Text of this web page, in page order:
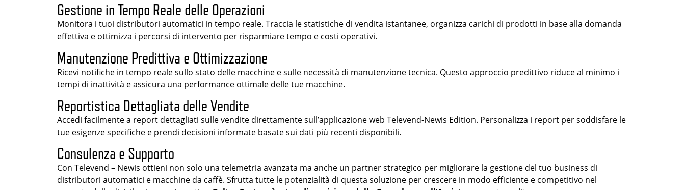
Gestione in Tempo Reale delle Operazioni
Monitora i tuoi distributori automatici in tempo reale. Traccia le statistiche di vendita istantanee, organizza carichi di prodotti in base alla domanda
effettiva e ottimizza i percorsi di intervento per risparmiare tempo e costi operativi.
Manutenzione Predittiva e Ottimizzazione
Ricevi notifiche in tempo reale sullo stato delle macchine e sulle necessità di manutenzione tecnica. Questo approccio predittivo riduce al minimo i
tempi di inattività e assicura una performance ottimale delle tue macchine.
Reportistica Dettagliata delle Vendite
Accedi facilmente a report dettagliati sulle vendite direttamente sull’applicazione web Televend-Newis Edition. Personalizza i report per soddisfare le
tue esigenze specifiche e prendi decisioni informate basate sui dati più recenti disponibili.
Consulenza e Supporto
Con Televend – Newis ottieni non solo una telemetria avanzata ma anche un partner strategico per migliorare la gestione del tuo business di
distributori automatici e macchine da caffè. Sfrutta tutte le potenzialità di questa soluzione per crescere in modo efficiente e competitivo nel